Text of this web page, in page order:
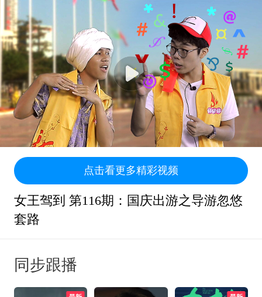
点击看更多精彩视频
女王驾到 第116期：国庆出游之导游忽悠
套路
同步跟播